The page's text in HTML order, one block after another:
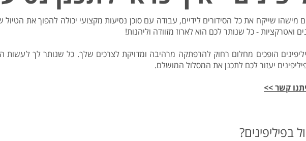
שייקח את כל הסידורים לידיים, עבודה עם סוכן נסיעות מקצועי יכולה להפוך את
ואטרקציות - כל שנותר לכם הוא לארוז מזוודה וליהנות!
הופכים מחלום רחוק להרפתקה מרהיבה ומדויקת לצרכים שלך. כל שנותר לך לעשות
קשר >>
בפיליפינים?